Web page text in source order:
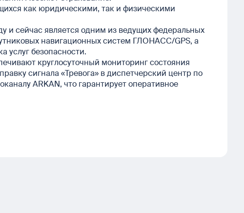
как юридическими, так и физическими
и сейчас является одним из ведущих федеральных
навигационных систем ГЛОНАСС/GPS, а
услуг безопасности.
круглосуточный мониторинг состояния
сигнала «Тревога» в диспетчерский центр по
ARKAN, что гарантирует оперативное